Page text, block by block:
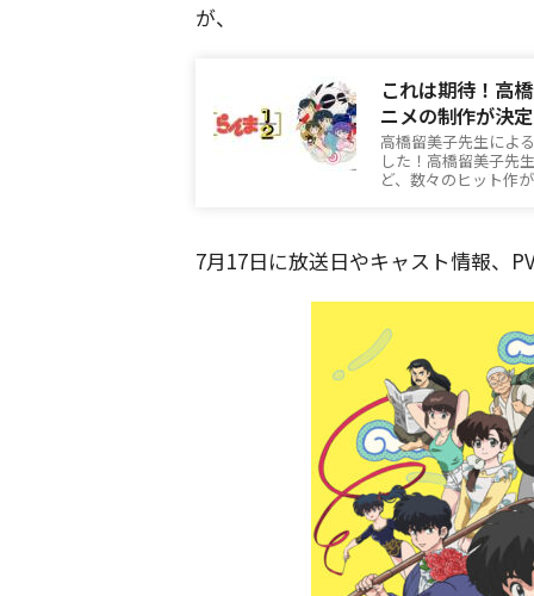
が、
これは期待！高
ニメの制作が決
高橋留美子先生によ
した！高橋留美子先
ど、数々のヒット作
7月17日に放送日やキャスト情報、